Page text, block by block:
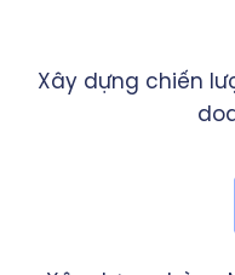
Xây dựng chiến